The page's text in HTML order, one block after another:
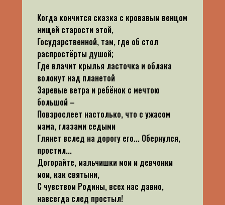
Когда кончится сказка с кровавым венцом
нищей старости этой,
Государственной, там, где об стол
распростёрты душой;
Где влачит крылья ласточка и облака
волокут над планетой
Заревые ветра и ребёнок с мечтою
большой –
Повзрослеет настолько, что с ужасом
мама, глазами седыми
Глянет вслед на дорогу его... Обернулся,
простил...
Догорайте, мальчишки мои и девчонки
мои, как святыни,
С чувством Родины, всех нас давно,
навсегда след простыл!